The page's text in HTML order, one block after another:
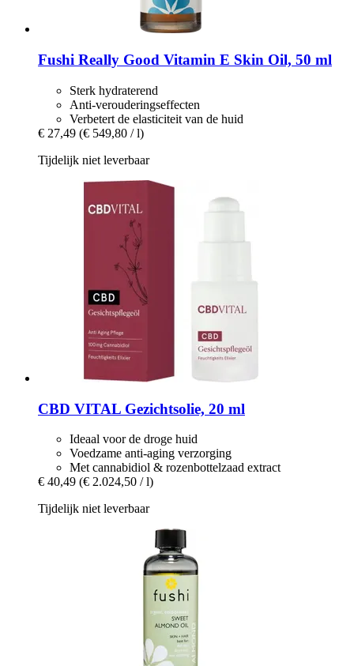
Fushi Really Good Vitamin E Skin Oil, 50 ml
Sterk hydraterend
Anti-verouderingseffecten
Verbetert de elasticiteit van de huid
€ 27,49 (€ 549,80 / l)
Tijdelijk niet leverbaar
CBD VITAL Gezichtsolie, 20 ml
Ideaal voor de droge huid
Voedzame anti-aging verzorging
Met cannabidiol & rozenbottelzaad extract
€ 40,49 (€ 2.024,50 / l)
Tijdelijk niet leverbaar